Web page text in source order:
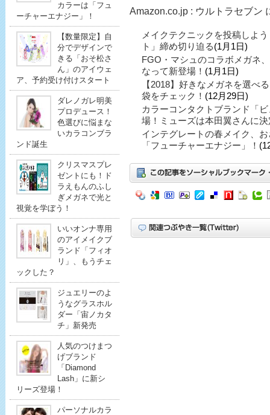
カラーは「フュ
ーチャーエナジー」！
【数量限定】自
分でデザインで
きる「おそ松さ
ん」のアイウェ
ア、予約受け付けスタート
ダレノガレ明美
プロデュース！
色選びに悩まな
いカラコンブラ
ンド誕生
クリスマスプレ
ゼントにも！ド
ラえもんのふし
ぎメガネで光と
視覚を学ぼう！
いいオンナ専用
のアイメイクブ
ランド「フィオ
リ」、もうチェ
ックした？
ジュエリーのよ
うなグラスホル
ダー「宙ノカタ
チ」新発売
人気のつけまつ
げブランド
「Diamond
Lash」に新シ
リーズ登場！
パーソナルカラ
Amazon.co.jp : ウルトラセブン
メイクテクニックを投稿しよ
ト」締め切り迫る(1月1日)
FGO・マシュのコラボメガネ
なって新登場！ (1月1日)
【2018】好きなメガネを選べ
袋をチェック！ (12月29日)
カラーコンタクトブランド「
場！ミューズは本田翼さんに決
インテグレートの春メイク、
「フューチャーエナジー」！